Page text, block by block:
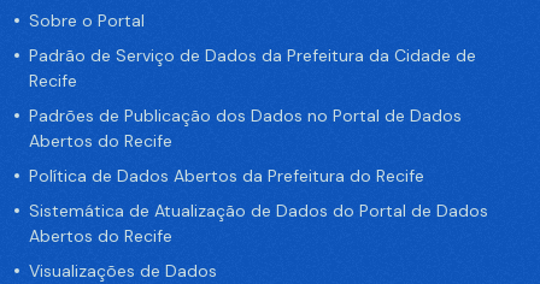
Sobre o Portal
Padrão de Serviço de Dados da Prefeitura da Cidade de
Recife
Padrões de Publicação dos Dados no Portal de Dados
Abertos do Recife
Política de Dados Abertos da Prefeitura do Recife
Sistemática de Atualização de Dados do Portal de Dados
Abertos do Recife
Visualizações de Dados